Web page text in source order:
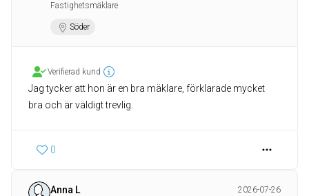
Fastighetsmäklare
Söder
Verifierad kund
Jag tycker att hon är en bra mäklare, förklarade mycket
bra och är väldigt trevlig.
0
Anna L
2026-07-26